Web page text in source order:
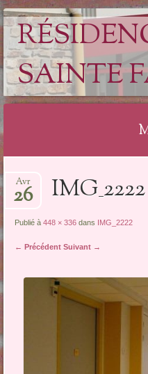
SAINTE
au
IMG_2222
Avr
26
Publié à448 × 336 dans IMG_2222
← Précédent Suivant →